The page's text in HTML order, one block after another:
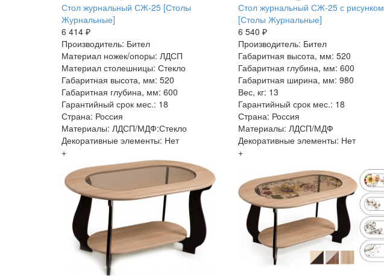
Стол журнальный СЖ-25 [Столы
Журнальные]
6 414 ₽
Производитель: Бител
Материал ножек/опоры: ЛДСП
Материал столешницы: Стекло
Габаритная высота, мм: 520
Габаритная глубина, мм: 600
Гарантийный срок мес.: 18
Страна: Россия
Материалы: ЛДСП/МДФ:Стекло
Декоративные элементы: Нет
+
Стол журнальный СЖ-25 с рисунком
[Столы Журнальные]
6 540 ₽
Производитель: Бител
Габаритная высота, мм: 520
Габаритная глубина, мм: 600
Габаритная ширина, мм: 980
Вес, кг: 13
Гарантийный срок мес.: 18
Страна: Россия
Материалы: ЛДСП/МДФ
Декоративные элементы: Нет
+